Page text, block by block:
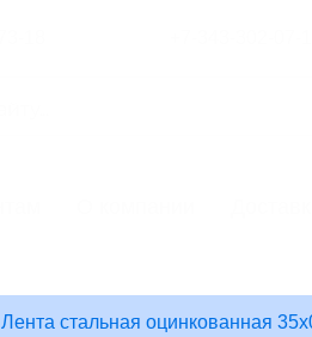
Лента стальная оцинкованная